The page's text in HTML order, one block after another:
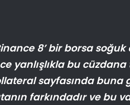
8’ bir borsa
yanlışlıkla bu
sayfasında buna
farkındadır ve bu